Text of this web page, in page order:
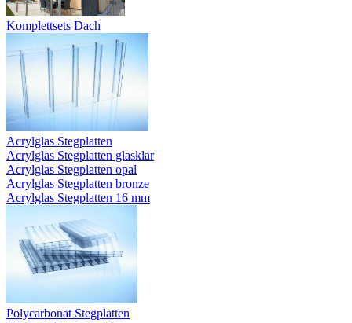
Komplettsets Dach
Acrylglas Stegplatten
Acrylglas Stegplatten glasklar
Acrylglas Stegplatten opal
Acrylglas Stegplatten bronze
Acrylglas Stegplatten 16 mm
Polycarbonat Stegplatten